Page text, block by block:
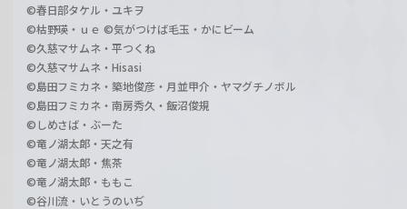
©春日部タケル・ユキヲ
©枯野瑛・ｕｅ ©気がつけば毛玉・かにビーム
©久慈マサムネ・平つくね
©久慈マサムネ・Hisasi
©島田フミカネ・築地俊彦・月並甲介・ヤマグチノボル
©島田フミカネ・南房秀久・飯沼俊規
©しめさば・ぶーた
©竜ノ湖太郎・天之有
©竜ノ湖太郎・焦茶
©竜ノ湖太郎・ももこ
©谷川流・いとうのいぢ